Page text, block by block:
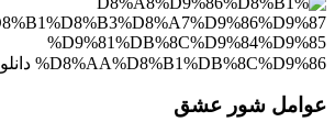
عوامل شور عشق